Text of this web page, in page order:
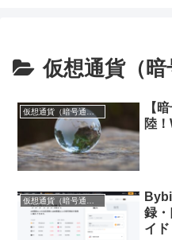
仮想通貨（暗
仮想通貨（暗号通貨）
【
陸
仮想通貨（暗号通貨）
録
イド